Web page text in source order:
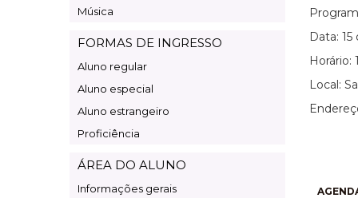
Música
FORMAS DE INGRESSO
Aluno regular
Aluno especial
Aluno estrangeiro
Proficiência
ÁREA DO ALUNO
Informações gerais
Data:
Horário:
Local: